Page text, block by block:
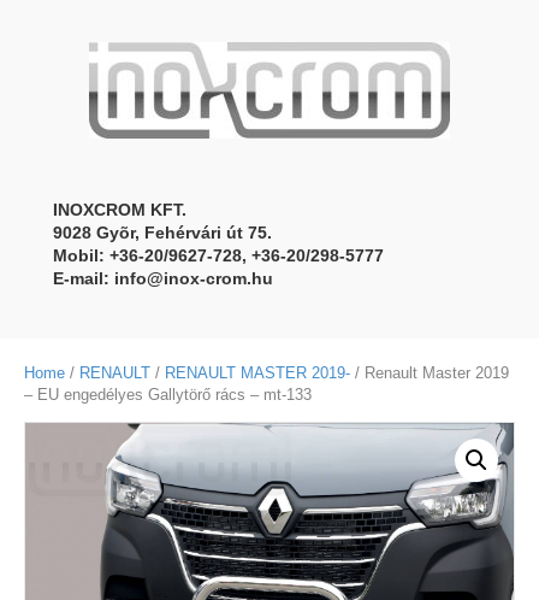
INOXCROM KFT.
9028 Gyõr, Fehérvári út 75.
Mobil: +36-20/9627-728, +36-20/298-5777
E-mail: info@inox-crom.hu
Home / RENAULT / RENAULT MASTER 2019- / Renault Master 2019
– EU engedélyes Gallytörő rács – mt-133